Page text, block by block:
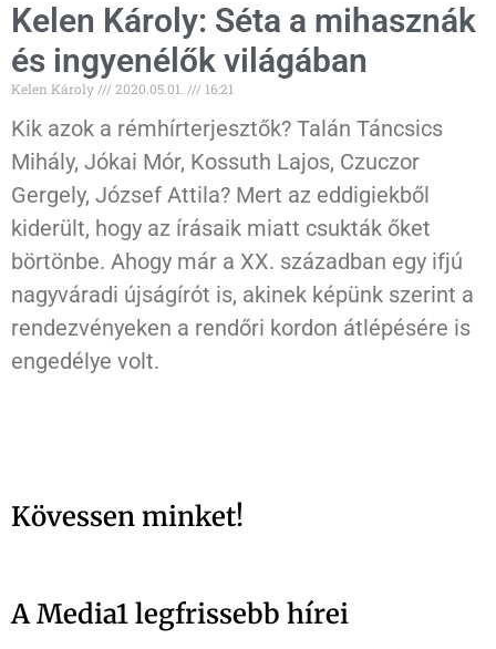
Kelen Károly: Séta a mihasznák
és ingyenélők világában
Kelen Károly 2020.05.01. 16:21
Kik azok a rémhírterjesztők? Talán Táncsics
Mihály, Jókai Mór, Kossuth Lajos, Czuczor
Gergely, József Attila? Mert az eddigiekből
kiderült, hogy az írásaik miatt csukták őket
börtönbe. Ahogy már a XX. században egy ifjú
nagyváradi újságírót is, akinek képünk szerint a
rendezvényeken a rendőri kordon átlépésére is
engedélye volt.
Kövessen minket!
A Media1 legfrissebb hírei